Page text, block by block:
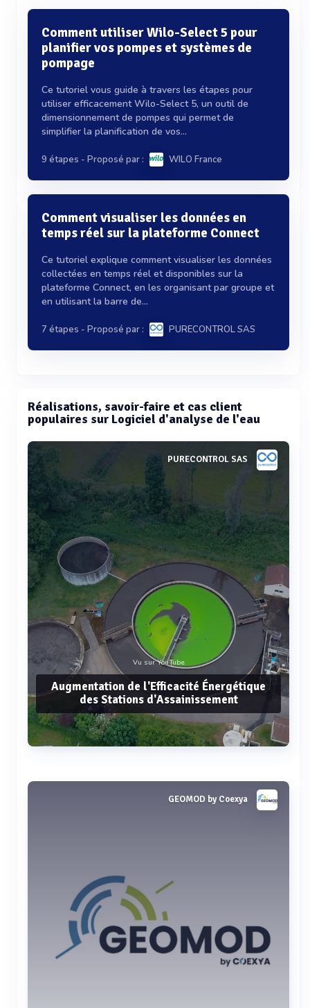
Comment utiliser Wilo-Select 5 pour
planifier vos pompes et systèmes de
pompage
Ce tutoriel vous guide à travers les étapes pour
utiliser efficacement Wilo-Select 5, un outil de
dimensionnement de pompes qui permet de
simplifier la planification de vos...
9 étapes - Proposé par : WILO France
Comment visualiser les données en
temps réel sur la plateforme Connect
Ce tutoriel explique comment visualiser les données
collectées en temps réel et disponibles sur la
plateforme Connect, en les organisant par groupe et
en utilisant la barre de...
7 étapes - Proposé par : PURECONTROL SAS
Réalisations, savoir-faire et cas client
populaires sur Logiciel d'analyse de l'eau
PURECONTROL SAS
Vu sur YouTube
Augmentation de l'Efficacité Énergétique
des Stations d'Assainissement
Voir plusGEOMOD by Coexya